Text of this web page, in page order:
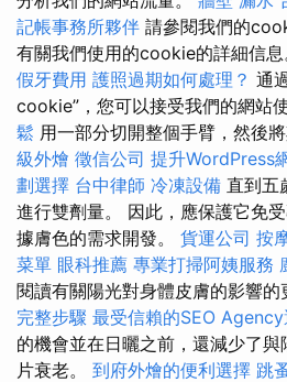
記帳事務所夥伴 請參閱我們的
有關我們使用的cookie的詳細信息
假牙費用 護照過期如何處理？ 通
cookie”，您可以接受我們的網站
鬆 用一部分切開整個手臂，然後
級外燴 徵信公司 提升WordPress
劃選擇 台中律師 冷凍設備 直到五
進行雙劑量。 因此，應保護它免
據膚色的需求開發。 貨運公司 按
菜單 眼科推薦 專業打掃阿姨服務
閱讀有關陽光對身體皮膚的影響的
完整步驟 最受信賴的SEO
的機會並在日曬之前，還減少了
片衰老。 到府外燴的便利選擇 跳